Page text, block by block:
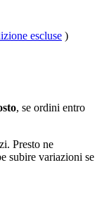
escluse )
, se ordini entro
Presto ne
subire variazioni se